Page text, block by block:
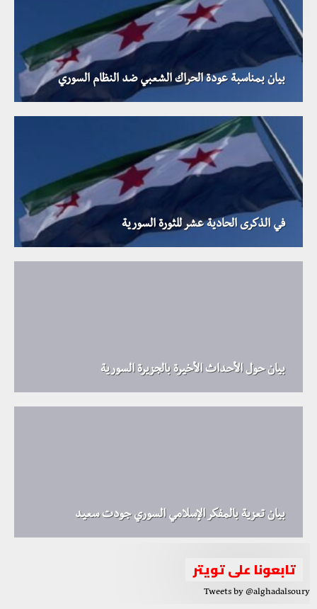
بيان بمناسبة عودة الحراك الشعبي ضد النظام السوري
في الذكرى الحادية عشر للثورة السورية
بيان حول الأحداث الأخيرة بالجزيرة السورية
بيان تعزية بالمفكر الإسلامي السوري جودت سعيد
تابعونا على تويتر
Tweets by @alghadalsoury